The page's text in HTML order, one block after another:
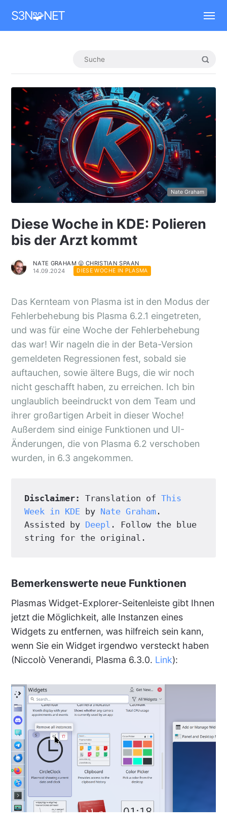
S3N🧩NET
Nate Graham
Diese Woche in KDE: Polieren
bis der Arzt kommt
NATE GRAHAM 😛 CHRISTIAN SPAAN
14.09.2024
DIESE WOCHE IN PLASMA
Das Kernteam von Plasma ist in den Modus der
Fehlerbehebung bis Plasma 6.2.1 eingetreten,
und was für eine Woche der Fehlerbehebung
das war! Wir nageln die in der Beta-Version
gemeldeten Regressionen fest, sobald sie
auftauchen, sowie ältere Bugs, die wir noch
nicht geschafft haben, zu erreichen. Ich bin
unglaublich beeindruckt von dem Team und
ihrer großartigen Arbeit in dieser Woche!
Außerdem sind einige Funktionen und UI-
Änderungen, die von Plasma 6.2 verschoben
wurden, in 6.3 angekommen.
Disclaimer: Translation of This
Week in KDE by Nate Graham.
Assisted by Deepl . Follow the blue
string for the original.
Bemerkenswerte neue Funktionen
Plasmas Widget-Explorer-Seitenleiste gibt Ihnen
jetzt die Möglichkeit, alle Instanzen eines
Widgets zu entfernen, was hilfreich sein kann,
wenn Sie ein Widget irgendwo versteckt haben
(Niccolò Venerandi, Plasma 6.3.0. Link):